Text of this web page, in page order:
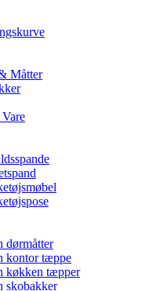
Måtter
dørmåtter
kontor tæppe
køkken tæpper
skobakker